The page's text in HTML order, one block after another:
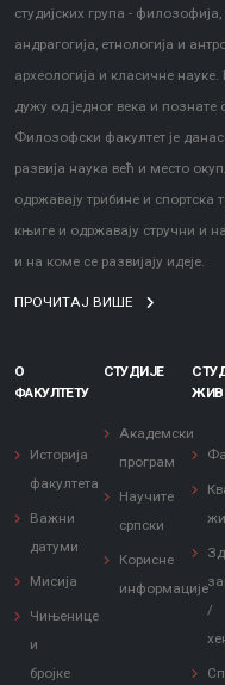
студијских група -
андрагогија, етнологија и
археологија и класичне науке.
дужу од једног века и познате
Филозофски факултет је
развија наука већ и место
одржавају трибине и
књиге и одржавају стручни и
и на коме се развијају идеје.
ПРОЧИТАЈ ВИШЕ
О
ФАКУЛТЕТУ
Историја
факултета
Важни
датуми
Мисија
Чињенице
и
бројке
СТУДИЈЕ
Академски
програм
Научите
српски
Корисне
информације
/